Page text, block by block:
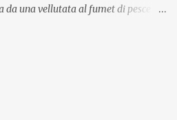
da una vellutata al fumet di pesce ). Il
chef, conoscendo la